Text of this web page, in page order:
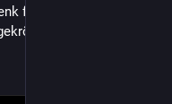
für Wissenschaftsfans